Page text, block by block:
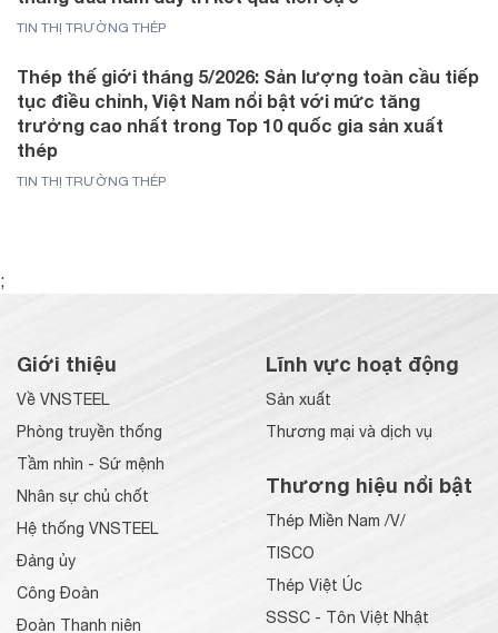
TIN THỊ TRƯỜNG THÉP
Thép thế giới tháng 5/2026: Sản lượng toàn cầu tiếp
tục điều chỉnh, Việt Nam nổi bật với mức tăng
trưởng cao nhất trong Top 10 quốc gia sản xuất
thép
TIN THỊ TRƯỜNG THÉP
;
Giới thiệu
Về VNSTEEL
Phòng truyền thống
Tầm nhìn - Sứ mệnh
Nhân sự chủ chốt
Hệ thống VNSTEEL
Đảng ủy
Công Đoàn
Đoàn Thanh niên
Lĩnh vực hoạt động
Sản xuất
Thương mại và dịch vụ
Thương hiệu nổi bật
Thép Miền Nam /V/
TISCO
Thép Việt Úc
SSSC - Tôn Việt Nhật